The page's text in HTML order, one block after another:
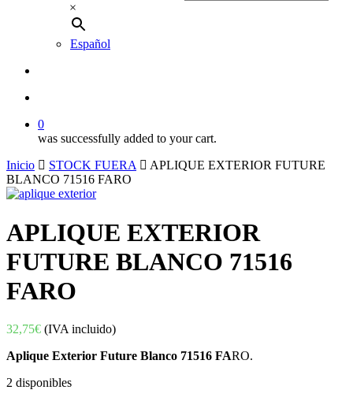
×
Español
0
was successfully added to your cart.
Inicio
STOCK FUERA
APLIQUE EXTERIOR FUTURE
BLANCO 71516 FARO
APLIQUE EXTERIOR
FUTURE BLANCO 71516
FARO
32,75€ (IVA incluido)
Aplique Exterior Future Blanco 71516 FARO.
2 disponibles